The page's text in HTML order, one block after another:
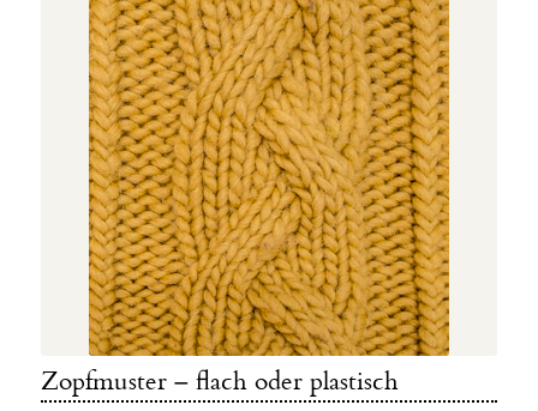
Zopfmuster – flach oder plastisch